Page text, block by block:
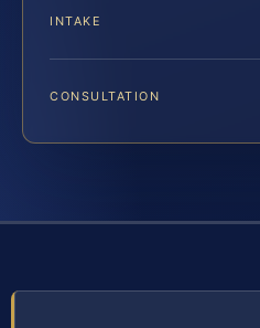
INTAKE
CONSULTATION